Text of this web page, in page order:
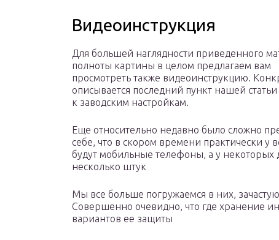
Видеоинструкция
Для большей наглядности приведенного
полноты картины в целом предлагаем вам
просмотреть также видеоинструкцию.
описывается последний пункт нашей
к заводским настройкам.
Еще относительно недавно было сложно
себе, что в скором времени практически у
будут мобильные телефоны, а у некоторых
несколько штук
Мы все больше погружаемся в них,
Совершенно очевидно, что где хранение
вариантов ее защиты